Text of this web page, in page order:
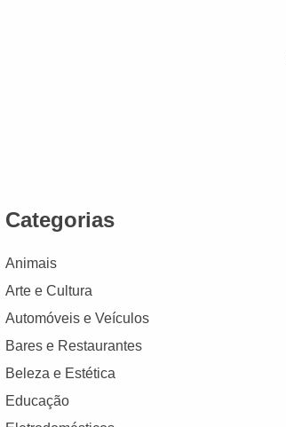
Categorias
Animais
Arte e Cultura
Automóveis e Veículos
Bares e Restaurantes
Beleza e Estética
Educação